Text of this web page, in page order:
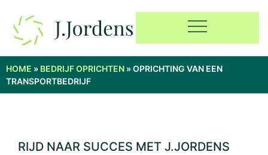
HOME » BEDRIJF OPRICHTEN »OPRICHTING VAN EEN
TRANSPORTBEDRIJF
RIJD NAAR SUCCES MET J.JORDENS